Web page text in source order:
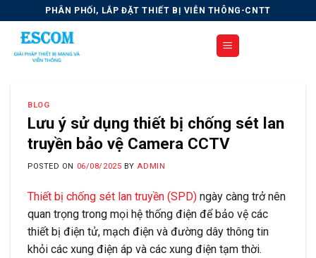
to
content
PHÂN PHỐI, LẮP ĐẶT THIẾT BỊ VIỄN THÔNG-CNTT
BLOG
Lưu ý sử dụng thiết bị chống sét lan
truyền bảo vệ Camera CCTV
POSTED ON 06/08/2025 BYADMIN
Thiết bị chống sét lan truyền (SPD) ngày càng trở nên
quan trọng trong mọi hệ thống điện để bảo vệ các
thiết bị điện tử, mạch điện và đường dây thông tin
khỏi các xung điện áp và các xung điện tạm thời.